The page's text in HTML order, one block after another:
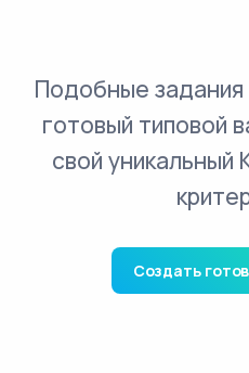
Подобные
готовый типовой
свой уникальный
Создать